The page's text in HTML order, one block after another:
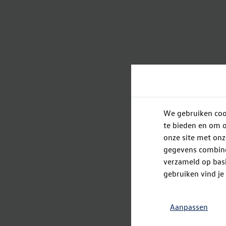
We gebruiken
te bieden en om
onze site met
gegevens
verzameld op
gebruiken vind je
Aanpassen